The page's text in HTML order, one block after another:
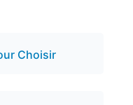
Choisir